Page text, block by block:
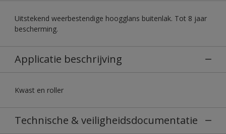
Uitstekend weerbestendige hoogglans buitenlak. Tot 8 jaar
bescherming.
Applicatie beschrijving
Kwast en roller
Technische & veiligheidsdocumentatie